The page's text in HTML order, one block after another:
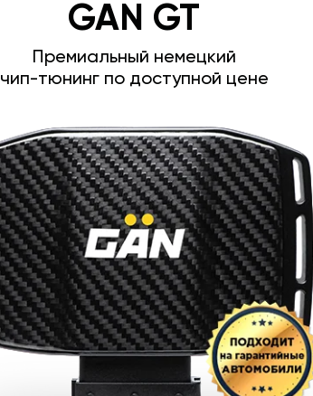
GAN GT
Премиальный немецкий
чип-тюнинг по доступной цене